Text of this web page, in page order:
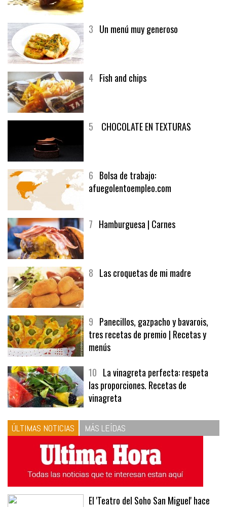
3 Un menú muy generoso
4 Fish and chips
5 CHOCOLATE EN TEXTURAS
6 Bolsa de trabajo:
afuegolentoempleo.com
7 Hamburguesa | Carnes
8 Las croquetas de mi madre
9 Panecillos, gazpacho y bavarois,
tres recetas de premio | Recetas y
menús
10 La vinagreta perfecta: respeta
las proporciones. Recetas de
vinagreta
ÚLTIMAS NOTICIAS MÁS LEÍDAS
El 'Teatro del Soho San Miguel' hace